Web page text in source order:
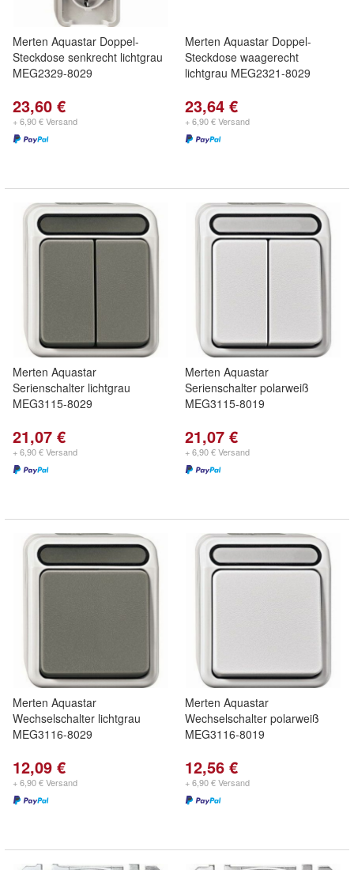
Merten Aquastar Doppel-
Steckdose senkrecht lichtgrau
MEG2329-8029
23,60 €
+ 6,90 € Versand
Merten Aquastar Doppel-
Steckdose waagerecht
lichtgrau MEG2321-8029
23,64 €
+ 6,90 € Versand
Merten Aquastar
Serienschalter lichtgrau
MEG3115-8029
21,07 €
+ 6,90 € Versand
Merten Aquastar
Serienschalter polarweiß
MEG3115-8019
21,07 €
+ 6,90 € Versand
Merten Aquastar
Wechselschalter lichtgrau
MEG3116-8029
12,09 €
+ 6,90 € Versand
Merten Aquastar
Wechselschalter polarweiß
MEG3116-8019
12,56 €
+ 6,90 € Versand